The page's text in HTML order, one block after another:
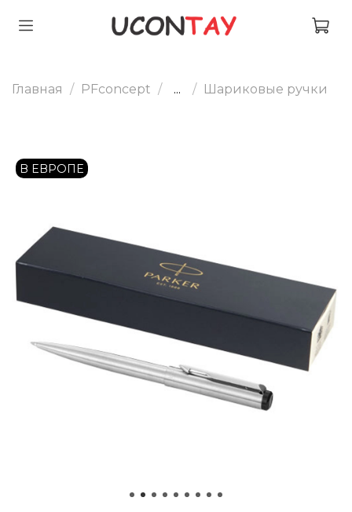
Главная PFconcept ... Шариковые ручки
В ЕВРОПЕ